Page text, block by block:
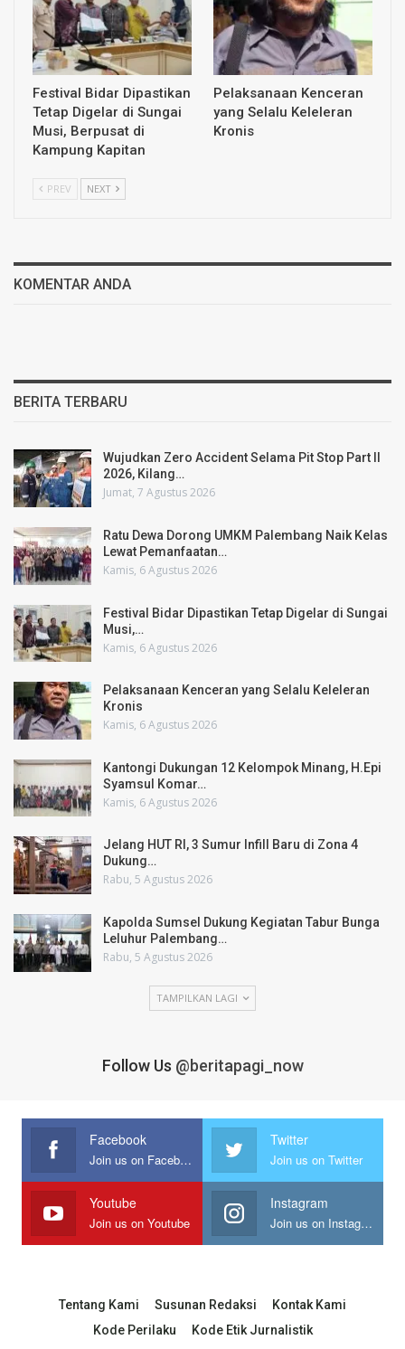
Festival Bidar Dipastikan
Tetap Digelar di Sungai
Musi, Berpusat di
Kampung Kapitan
Pelaksanaan Kenceran
yang Selalu Keleleran
Kronis
PREV NEXT
KOMENTAR ANDA
BERITA TERBARU
Wujudkan Zero Accident Selama Pit Stop Part II
2026, Kilang…
Jumat, 7 Agustus 2026
Ratu Dewa Dorong UMKM Palembang Naik Kelas
Lewat Pemanfaatan…
Kamis, 6 Agustus 2026
Festival Bidar Dipastikan Tetap Digelar di Sungai
Musi,…
Kamis, 6 Agustus 2026
Pelaksanaan Kenceran yang Selalu Keleleran
Kronis
Kamis, 6 Agustus 2026
Kantongi Dukungan 12 Kelompok Minang, H.Epi
Syamsul Komar…
Kamis, 6 Agustus 2026
Jelang HUT RI, 3 Sumur Infill Baru di Zona 4
Dukung…
Rabu, 5 Agustus 2026
Kapolda Sumsel Dukung Kegiatan Tabur Bunga
Leluhur Palembang…
Rabu, 5 Agustus 2026
TAMPILKAN LAGI
Follow Us @beritapagi_now
Facebook
Join us on Facebook
Twitter
Join us on Twitter
Youtube
Join us on Youtube
Instagram
Join us on Instagram
Tentang Kami Susunan Redaksi
Kontak Kami
Kode Perilaku
Kode Etik Jurnalistik